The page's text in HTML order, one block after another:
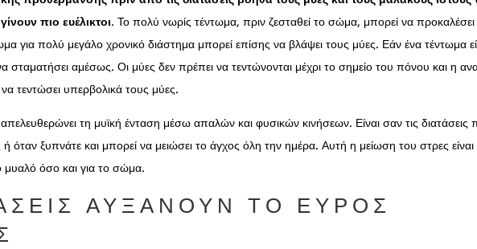
πιο ευέλικτοι. Το πολύ νωρίς τέντωμα, πριν ζεσταθεί το σώμα, μπορεί να προκαλέσει
για πολύ μεγάλο χρονικό διάστημα μπορεί επίσης να βλάψει τους μύες. Εάν ένα τέντωμα
σταματήσει αμέσως. Οι μύες δεν πρέπει να τεντώνονται μέχρι το σημείο του πόνου και η
τεντώσει υπερβολικά τους μύες.
τη μυϊκή ένταση μέσω απαλών και φυσικών κινήσεων. Είναι σαν τις διατάσεις
όταν ξυπνάτε και μπορεί να μειώσει το άγχος όλη την ημέρα. Αυτή η μείωση του στρες είναι
μυαλό όσο και για το σώμα.
ΑΥΞΆΝΟΥΝ ΤΟ ΕΎΡΟΣ